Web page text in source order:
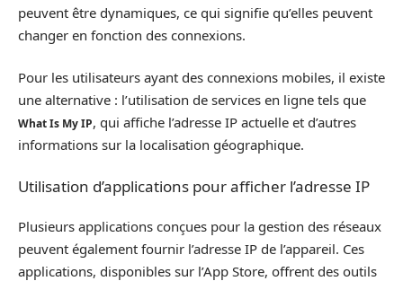
peuvent être dynamiques, ce qui signifie qu’elles peuvent
changer en fonction des connexions.
Pour les utilisateurs ayant des connexions mobiles, il existe
une alternative : l’utilisation de services en ligne tels que
What Is My IP, qui affiche l’adresse IP actuelle et d’autres
informations sur la localisation géographique.
Utilisation d’applications pour afficher l’adresse IP
Plusieurs applications conçues pour la gestion des réseaux
peuvent également fournir l’adresse IP de l’appareil. Ces
applications, disponibles sur l’App Store, offrent des outils